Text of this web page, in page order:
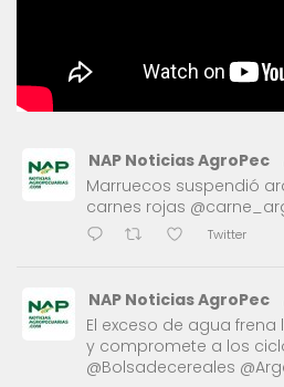
NAP Noticias AgroPec
Marruecos suspendió
carnes rojas
Twitter
NAP Noticias AgroPec
El exceso de agua
y compromete a los
@Bolsadecereales